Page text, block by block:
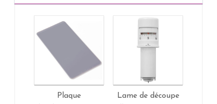
Plaque
Lame de découpe